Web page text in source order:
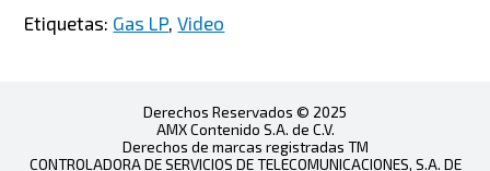
Etiquetas: Gas LP,Video
Derechos Reservados © 2025
AMX Contenido S.A. de C.V.
Derechos de marcas registradas TM
CONTROLADORA DE SERVICIOS DE TELECOMUNICACIONES, S.A. DE